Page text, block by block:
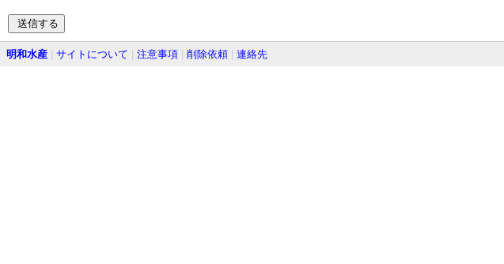
明和水産 サイトについて 注意事項 削除依頼 連絡先